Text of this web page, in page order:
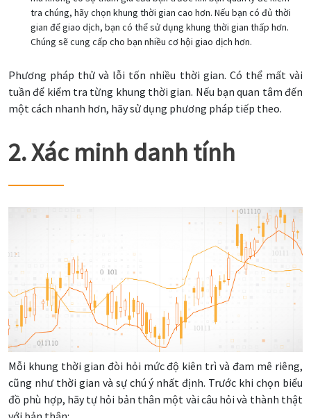
tra chúng, hãy chọn khung thời gian cao hơn. Nếu bạn có đủ thời
gian để giao dịch, bạn có thể sử dụng khung thời gian thấp hơn.
Chúng sẽ cung cấp cho bạn nhiều cơ hội giao dịch hơn.
Phương pháp thử và lỗi tốn nhiều thời gian. Có thể mất vài
tuần để kiểm tra từng khung thời gian. Nếu bạn quan tâm đến
một cách nhanh hơn, hãy sử dụng phương pháp tiếp theo.
2. Xác minh danh tính
Mỗi khung thời gian đòi hỏi mức độ kiên trì và đam mê riêng,
cũng như thời gian và sự chú ý nhất định. Trước khi chọn biểu
đồ phù hợp, hãy tự hỏi bản thân một vài câu hỏi và thành thật